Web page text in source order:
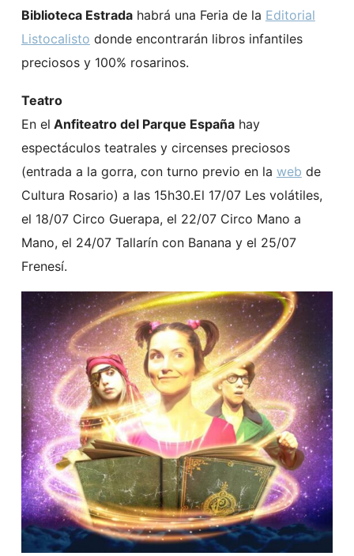
Biblioteca Estradahabrá una Feria de la Editorial
Listocalisto donde encontrarán libros infantiles
preciosos y 100% rosarinos.
Teatro
En el Anfiteatro del Parque Españahay
espectáculos teatrales y circenses preciosos
(entrada a la gorra, con turno previo en la web de
Cultura Rosario) a las 15h30.El 17/07 Les volátiles,
el 18/07 Circo Guerapa, el 22/07 Circo Mano a
Mano, el 24/07 Tallarín con Banana y el 25/07
Frenesí.